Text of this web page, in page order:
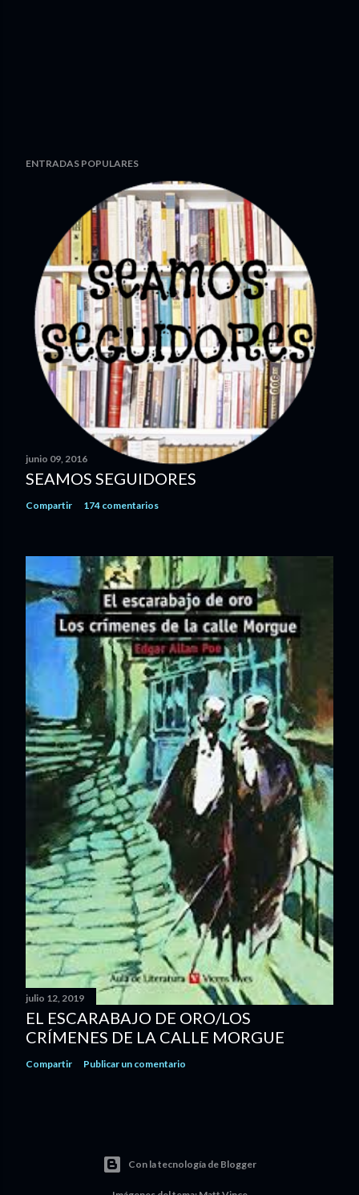
ENTRADAS POPULARES
junio 09, 2016
SEAMOS SEGUIDORES
Compartir 174 comentarios
julio 12, 2019
EL ESCARABAJO DE ORO/LOS
CRÍMENES DE LA CALLE MORGUE
Compartir Publicar un comentario
Con la tecnología de Blogger